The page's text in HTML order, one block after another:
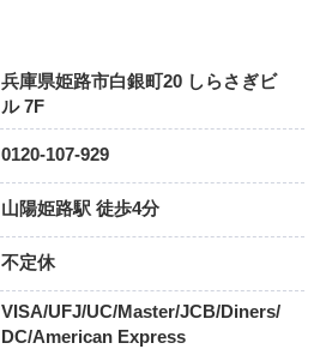
兵庫県姫路市白銀町20 しらさぎビ
ル 7F
0120-107-929
山陽姫路駅 徒歩4分
不定休
VISA/UFJ/UC/Master/JCB/Diners/
DC/American Express